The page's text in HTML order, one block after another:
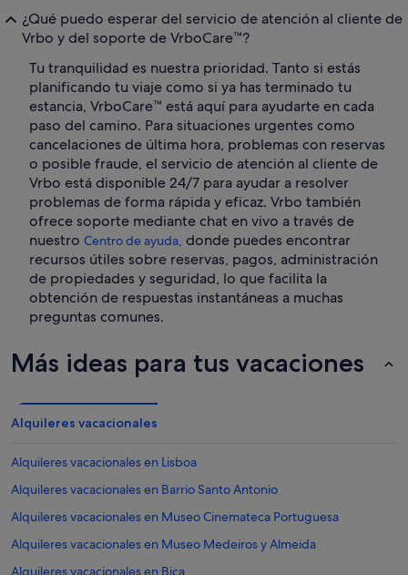
¿Qué puedo esperar del servicio de atención al cliente de
Vrbo y del soporte de VrboCare™?
Tu tranquilidad es nuestra prioridad. Tanto si estás
planificando tu viaje como si ya has terminado tu
estancia, VrboCare™ está aquí para ayudarte en cada
paso del camino. Para situaciones urgentes como
cancelaciones de última hora, problemas con reservas
o posible fraude, el servicio de atención al cliente de
Vrbo está disponible 24/7 para ayudar a resolver
problemas de forma rápida y eficaz. Vrbo también
ofrece soporte mediante chat en vivo a través de
nuestro Centro de ayuda, donde puedes encontrar
recursos útiles sobre reservas, pagos, administración
de propiedades y seguridad, lo que facilita la
obtención de respuestas instantáneas a muchas
preguntas comunes.
Más ideas para tus vacaciones
Alquileres vacacionales
Alquileres vacacionales en Lisboa
Alquileres vacacionales en Barrio Santo Antonio
Alquileres vacacionales en Museo Cinemateca Portuguesa
Alquileres vacacionales en Museo Medeiros y Almeida
Alquileres vacacionales en Bica